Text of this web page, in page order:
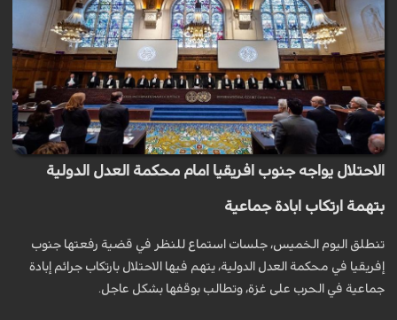
الاحتلال يواجه جنوب افريقيا امام محكمة العدل الدولية
بتهمة ارتكاب ابادة جماعية
تنطلق اليوم الخميس، جلسات استماع للنظر في قضية رفعتها جنوب
إفريقيا في محكمة العدل الدولية، يتهم فيها الاحتلال بارتكاب جرائم إبادة
جماعية في الحرب على غزة، وتطالب بوقفها بشكل عاجل.